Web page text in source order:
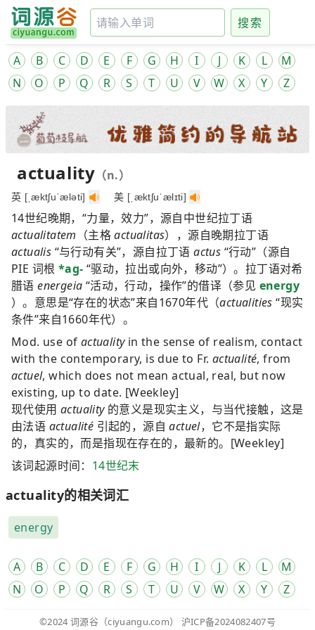
搜索
A B C D E F G H I J K L
M
N
O P Q R S T U V W X Y Z
actuality （n.）
英 [ˌæktʃuˈæləti] 美 [ˌæktʃuˈælɪti]
14世纪晚期，“力量，效力”，源自中世纪拉丁语
actualitatem （主格actualitas），源自晚期拉丁语
actualis “与行动有关”，源自拉丁语actus “行动”（源自
PIE 词根 *ag- “驱动，拉出或向外，移动”）。拉丁语对希
腊语energeia “活动，行动，操作”的借译（参见 energy
）。意思是“存在的状态”来自1670年代（actualities “现实
条件”来自1660年代）。
Mod. use of actualityin the sense of realism, contact
with the contemporary, is due to Fr. actualité, from
actuel, which does not mean actual, real, but now
existing, up to date. [Weekley]
现代使用 actuality的意义是现实主义，与当代接触，这是
由法语 actualité 引起的，源自actuel，它不是指实际
的，真实的，而是指现在存在的，最新的。[Weekley]
该词起源时间： 14世纪末
actuality的相关词汇
energy
A B C D E F G H I J K L
M
N
O P Q R S T U V W X Y Z
©2024 词源谷 （ciyuangu.com） 沪ICP备2024082407号